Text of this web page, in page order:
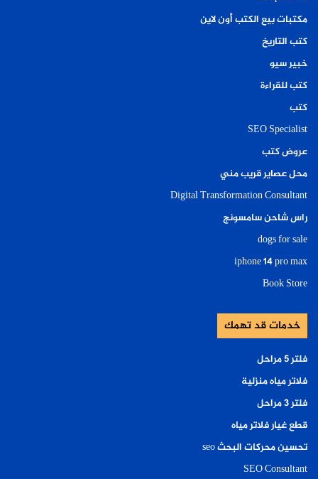
مكتبات بيع الكتب أون لاين
كتب التاريخ
خبير سيو
كتب للقراءة
كتب
SEO Specialist
عروض كتب
محل عصاير قريب مني
Digital Transformation Consultant
راس شاحن سامسونج
dogs for sale
iphone 14 pro max
Book Store
خدمات قد تهمك
فلتر ٥ مراحل
فلاتر مياه منزلية
فلتر ٣ مراحل
قطع غيار فلاتر مياه
تحسين محركات البحث seo
SEO Consultant